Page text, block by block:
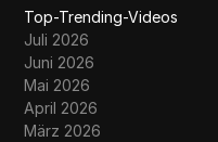
Top-Trending-Videos
Juli 2026
Juni 2026
Mai 2026
April 2026
März 2026